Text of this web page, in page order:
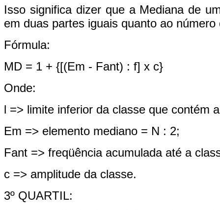
Isso significa dizer que a Mediana de
em duas partes iguais quanto ao número
Fórmula:
MD = 1 + {[(Em - Fant) : f] x c}
Onde:
l => limite inferior da classe que contém
Em => elemento mediano = N : 2;
Fant => freqüência acumulada até a
c => amplitude da classe.
3º QUARTIL: